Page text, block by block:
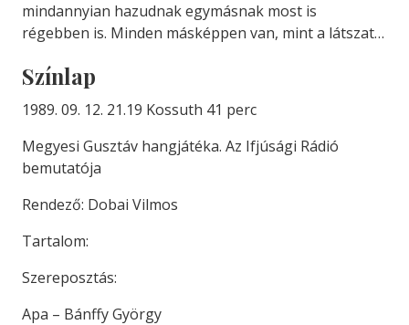
mindannyian hazudnak egymásnak most is
régebben is. Minden másképpen van, mint a látszat…
Színlap
1989. 09. 12. 21.19 Kossuth 41 perc
Megyesi Gusztáv hangjátéka. Az Ifjúsági Rádió
bemutatója
Rendező: Dobai Vilmos
Tartalom:
Szereposztás:
Apa – Bánffy György